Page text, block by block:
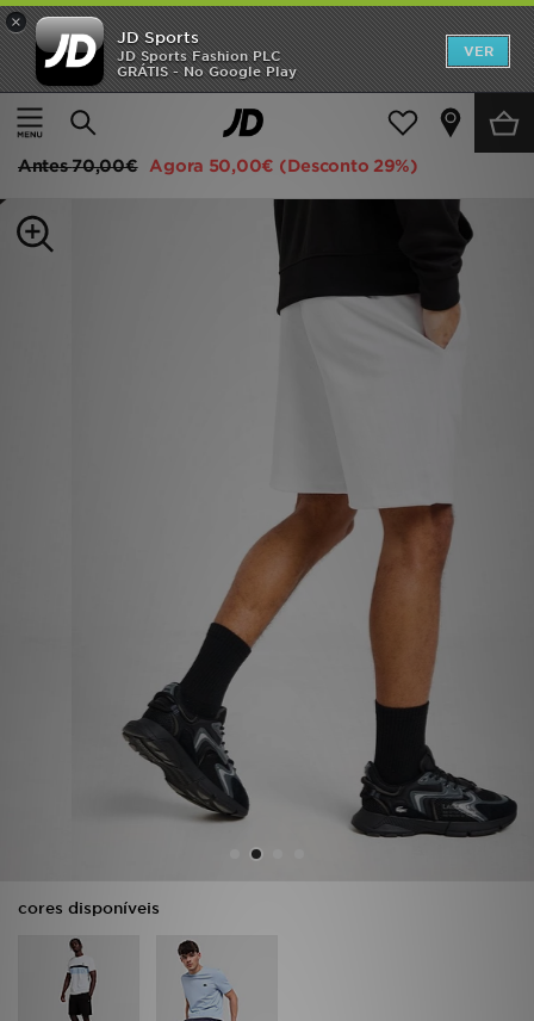
×
JD Sports
JD Sports Fashion PLC
GRÁTIS - No Google Play
VER
Página principal
Homem Roupa de Homem Calções
Lacoste Calções Core Fleece
Antes70,00€ Agora 50,00€ (Desconto 29%)
cores disponíveis
INÍCIO
Promoções
MULHER
LOCALIZADOR DE LOJAS
ATENÇÃO AO CLIENTE
FAZ DOWNLOAD DA APP